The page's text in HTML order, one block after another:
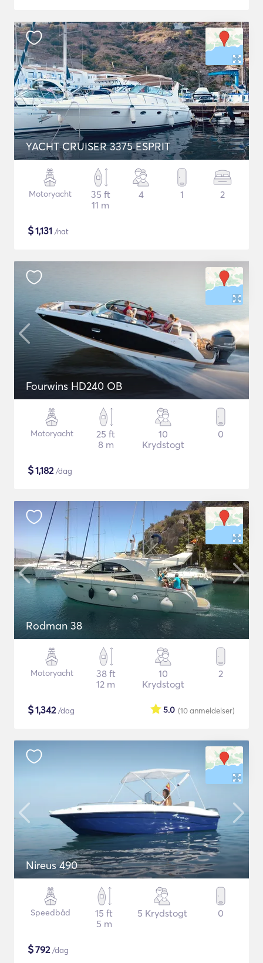
YACHT CRUISER 3375 ESPRIT
Motoryacht
35 ft
11 m
4 1 2
$1,131 /nat
Fourwins HD240 OB
Motoryacht
25 ft
8 m
10
Krydstogt
0
$1,182/dag
Rodman 38
Motoryacht
38 ft
12 m
10
Krydstogt
2
$1,342/dag (10anmeldelser)
5.0
Nireus 490
Speedbåd
15 ft
5 m
5 Krydstogt 0
$792/dag